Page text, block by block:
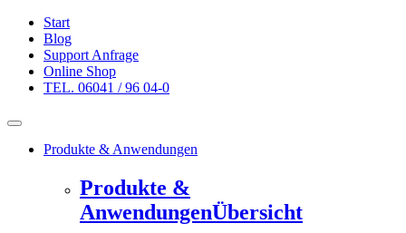
Start
Blog
Support Anfrage
Online Shop
TEL. 06041 / 96 04-0
Produkte & Anwendungen
Produkte &
AnwendungenÜbersicht